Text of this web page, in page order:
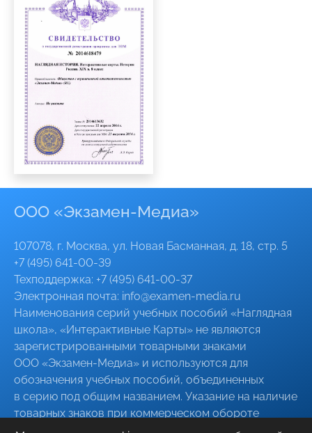
ООО «Экзамен-Медиа»
107078, г. Москва, ул. Новая Басманная, д. 18, стр. 5
+7 (495) 641-00-39
Техподдержка: +7 (495) 641-00-37
Электронная почта: info@examen-media.ru
Наименования серий учебных пособий «Наглядная
школа», «Интерактивные Карты» не являются
зарегистрированными товарными знаками
ООО «Экзамен-Медиа» и используются для
обозначения учебных пособий, объединенных
в серию под общим названием. Указание на наличие
товарных знаков при коммерческом обороте
указанных серий пособий, в том числе при